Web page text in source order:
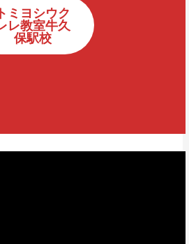
トミヨシウク
レ教室牛久
保駅校